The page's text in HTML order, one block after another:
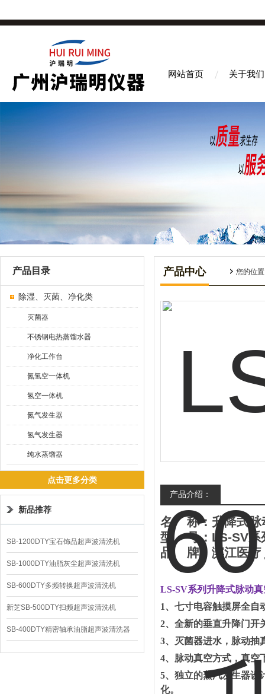
网站首页 关于我们
产品目录
除湿、灭菌、净化类
灭菌器
不锈钢电热蒸馏水器
净化工作台
氮氢空一体机
氢空一体机
氮气发生器
氢气发生器
纯水蒸馏器
点击更多分类
新品推荐
SB-1200DTY宝石饰品超声波清洗机
SB-1000DTY油脂灰尘超声波清洗机
SB-600DTY多频转换超声波清洗机
新芝SB-500DTY扫频超声波清洗机
SB-400DTY精密轴承油脂超声波清洗器
产品中心 您的位
产品介绍：
名 称： 升降式
型
号： LS-SV系
品
牌： 滨江医疗
LS-SV系列升降式脉动
1、七寸电容触摸屏全自
2、 全新的垂直升降门开
3、
灭菌器进水，脉动抽
4、 脉动真空方式，真空
5、 独立的蒸汽发生器设
化。